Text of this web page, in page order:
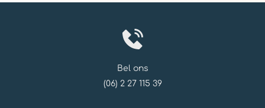
Bel ons
(06) 2 27 115 39